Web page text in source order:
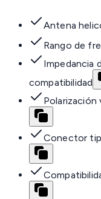
Antena
Rango de
Impedancia
compatibilidad
Polarización
Conector